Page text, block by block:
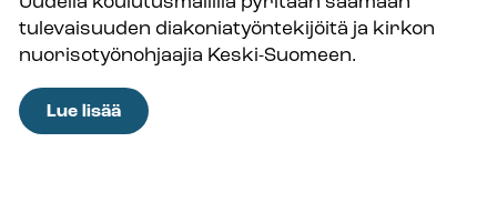
tulevaisuuden diakoniatyöntekijöitä ja kirkon
nuorisotyönohjaajia Keski-Suomeen.
Lue lisää:
Diakonien